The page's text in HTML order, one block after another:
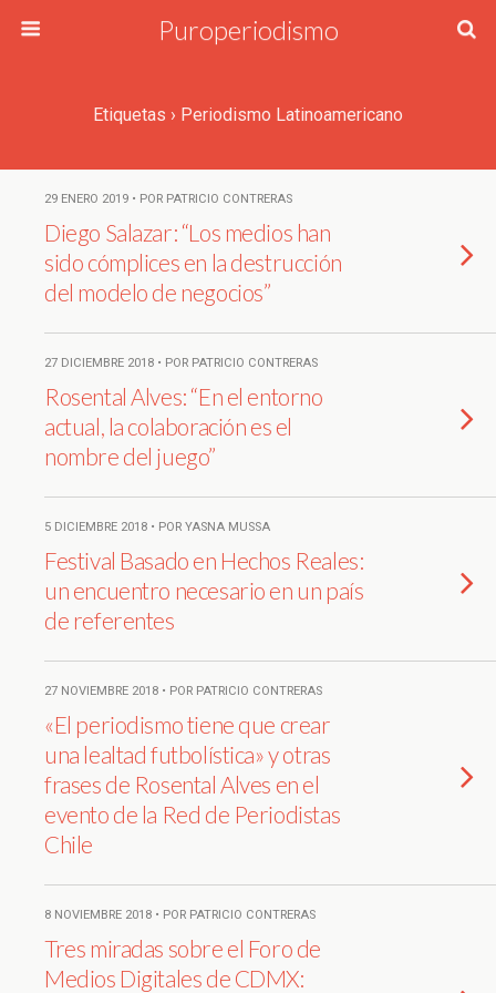
Puroperiodismo
Etiquetas › Periodismo Latinoamericano
29 ENERO 2019 • POR PATRICIO CONTRERAS
Diego Salazar: “Los medios han
sido cómplices en la destrucción
del modelo de negocios”
27 DICIEMBRE 2018 • POR PATRICIO CONTRERAS
Rosental Alves: “En el entorno
actual, la colaboración es el
nombre del juego”
5 DICIEMBRE 2018 • POR YASNA MUSSA
Festival Basado en Hechos Reales:
un encuentro necesario en un país
de referentes
27 NOVIEMBRE 2018 • POR PATRICIO CONTRERAS
«El periodismo tiene que crear
una lealtad futbolística» y otras
frases de Rosental Alves en el
evento de la Red de Periodistas
Chile
8 NOVIEMBRE 2018 • POR PATRICIO CONTRERAS
Tres miradas sobre el Foro de
Medios Digitales de CDMX: